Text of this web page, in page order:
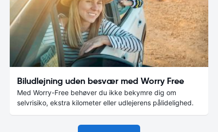
Biludlejning uden besvær med Worry Free
Med Worry-Free behøver du ikke bekymre dig om
selvrisiko, ekstra kilometer eller udlejerens pålidelighed.